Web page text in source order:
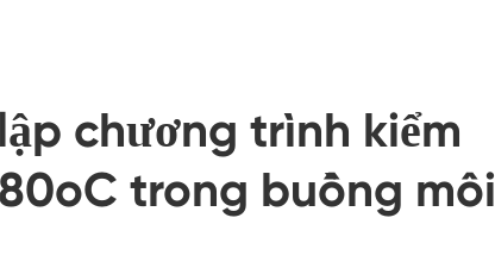
Buồng rung
Buồng thử nghiệm nhiệt độ cao thấp
chương trình kiểm
trong buồng môi